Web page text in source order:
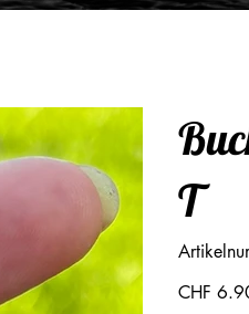
T
Preis
CHF